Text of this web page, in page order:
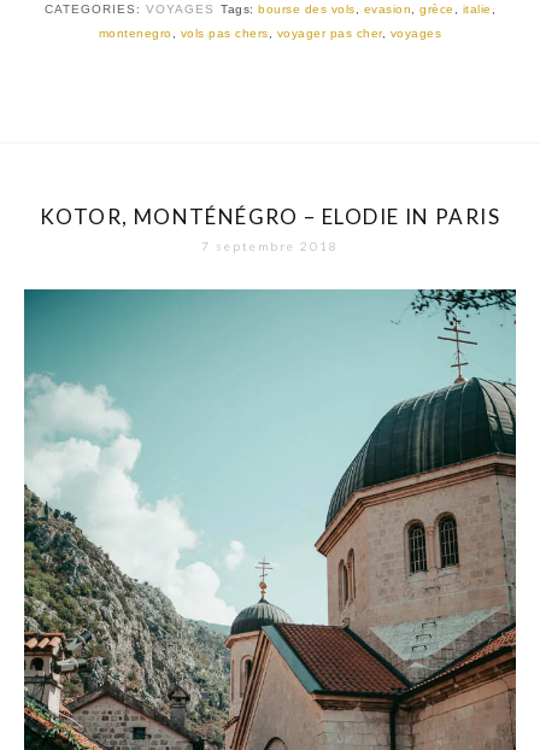
CATEGORIES: VOYAGES Tags: bourse des vols evasion grèce italie
montenegro
vols pas chers voyager pas cher, voyages
KOTOR, MONTÉNÉGRO – ELODIE IN PARIS
7 septembre 2018